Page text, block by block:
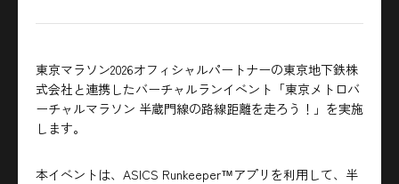
東京マラソン2026オフィシャルパートナーの東京地下鉄株
式会社と連携したバーチャルランイベント「東京メトロバ
ーチャルマラソン 半蔵門線の路線距離を走ろう！」を実施
します。
本イベントは、ASICS Runkeeper™アプリを利用して、半